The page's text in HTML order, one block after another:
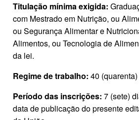
Titulação mínima exigida:
com Mestrado em Nutrição, ou
ou Segurança Alimentar e
Alimentos, ou Tecnologia de
da lei.
Regime de trabalho: 40
Período das inscrições: 7 (sete)
data de publicação do presente